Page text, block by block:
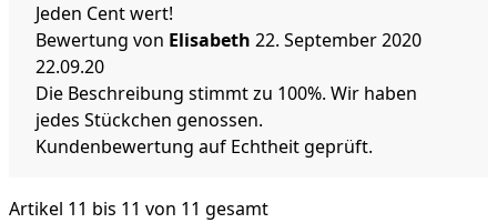
Jeden Cent wert!
Bewertung von Elisabeth 22. September 2020
22.09.20
Die Beschreibung stimmt zu 100%. Wir haben
jedes Stückchen genossen.
Kundenbewertung auf Echtheit geprüft.
Artikel 11 bis 11 von 11 gesamt